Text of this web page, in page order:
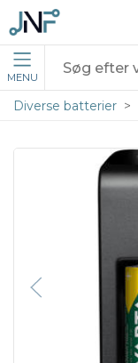
MENU
Diverse batterier